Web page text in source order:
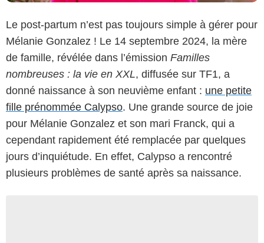
Le post-partum n’est pas toujours simple à gérer pour
Mélanie Gonzalez ! Le 14 septembre 2024, la mère
de famille, révélée dans l’émission Familles
nombreuses : la vie en XXL, diffusée sur TF1, a
donné naissance à son neuvième enfant : une petite
fille prénommée Calypso. Une grande source de joie
pour Mélanie Gonzalez et son mari Franck, qui a
cependant rapidement été remplacée par quelques
jours d’inquiétude. En effet, Calypso a rencontré
plusieurs problèmes de santé après sa naissance.